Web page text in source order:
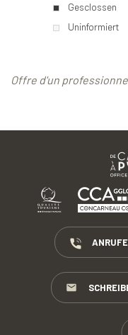
Gesclossen
Uninformiert
Offre d'un